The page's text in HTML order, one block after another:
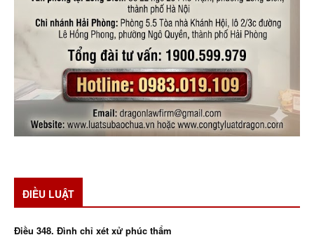
ĐIỀU LUẬT
Điều 348. Đình chỉ xét xử phúc thẩm